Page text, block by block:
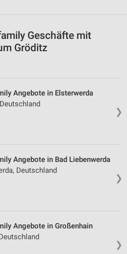
Geschäfte mit
Gröditz
❯
Angebote in Elsterwerda
❯
Angebote in Bad Liebenwerda
Deutschland
❯
Angebote in Großenhain